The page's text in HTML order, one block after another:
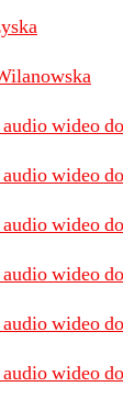
wideo
wideo
wideo
wideo
wideo
wideo